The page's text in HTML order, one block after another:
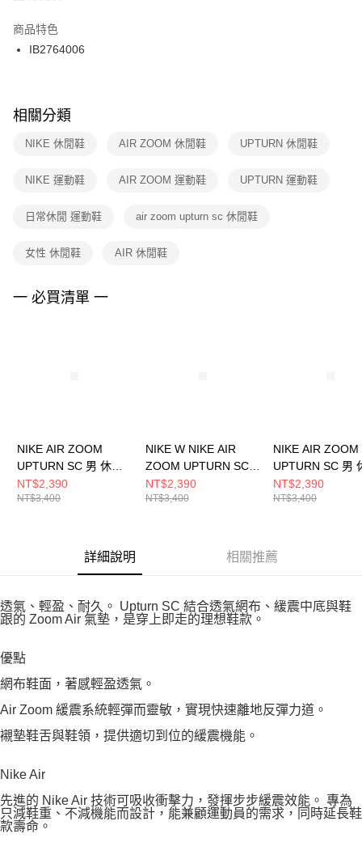
２．訂單成立數日內，您將收到繳費通知簡訊。
３．收到繳費通知簡訊後14天內，點擊此簡訊中的連結，可透過四大超商／
ATM／網路銀行／等多元方式進行付款，方視為交易完成。
※ 交易是否成功請以「AFTEE先享後付 」之結帳頁面顯示為準，若有關於
是否繳費成功／繳費後需取消欲退款等相關疑問，請聯繫「AFTEE先享後付
客戶支援中心」
https://netprotections.freshdesk.com/support/home
１．透過由恩沛科技股份有限公司提供之「AFTEE先享後付」服務完成之交
權轉讓予恩沛科技股份有限公司。
３．未成年的使用者請事先徵得法定代理人或監護人之同意方可使用
４．使用「AFTEE先享後付」時，將依據個別帳號之用戶狀況，依本公司即
付款後門市自取
每筆NT$100，滿NT$1,500(含以上)免運費
商品特色
IB2764006
相關分類
NIKE 休閒鞋 AIR ZOOM 休閒鞋 UPTURN 休閒鞋
NIKE 運動鞋 AIR ZOOM 運動鞋 UPTURN 運動鞋
日常休閒 運動鞋 air zoom upturn sc 休閒鞋
女性 休閒鞋 AIR 休閒鞋
一 必買清單 一
NIKE AIR ZOOM
UPTURN SC 男 休閒
鞋 IB2746002
NT$2,390
NT$3,400
NIKE W NIKE AIR
ZOOM UPTURN SC
女 休閒鞋 IB2764002
NT$2,390
NT$3,400
NIKE AIR ZOOM
UPTURN SC 男
鞋 IB2746103
NT$2,390
NT$3,400
詳細說明 相關推薦
透氣、輕盈、耐久。 Upturn SC 結合透氣網布、緩震中底與鞋
跟的 Zoom Air 氣墊，是穿上即走的理想鞋款。
優點
網布鞋面，著感輕盈透氣。
Air Zoom 緩震系統輕彈而靈敏，實現快速離地反彈力道。
襯墊鞋舌與鞋領，提供適切到位的緩震機能。
Nike Air
先進的 Nike Air 技術可吸收衝擊力，發揮步步緩震效能。 專為
只減鞋重、不減機能而設計，能兼顧運動員的需求，同時延長鞋
款壽命。